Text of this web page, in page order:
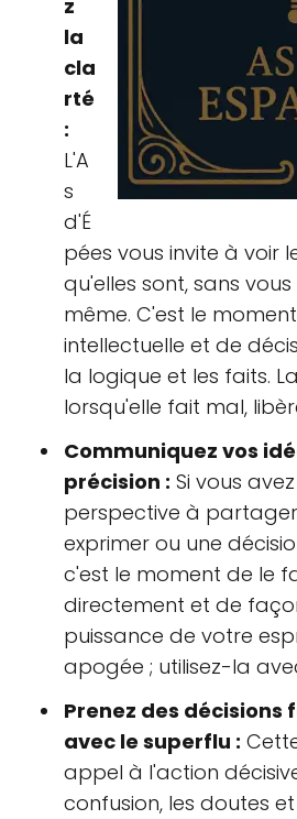
z
la
cla
rté
:
L'A
s
d'É
pées vous invite à voir
qu'elles sont, sans
même. C'est le
intellectuelle et de
la logique et les faits.
lorsqu'elle fait mal,
Communiquez vos
précision : Si vous
perspective à
exprimer ou une
c'est le moment de le
directement et de
puissance de votre
apogée ; utilisez-la
Prenez des décisions
avec le superflu :
appel à l'action
confusion, les doutes